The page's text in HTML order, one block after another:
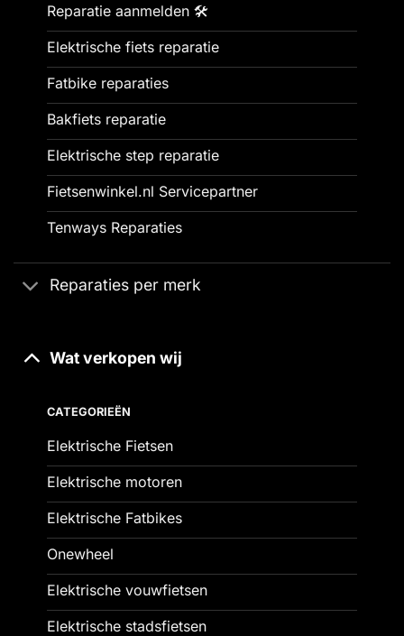
Reparatie aanmelden 🛠️
Elektrische fiets reparatie
Fatbike reparaties
Bakfiets reparatie
Elektrische step reparatie
Fietsenwinkel.nl Servicepartner
Tenways Reparaties
Reparaties per merk
Wat verkopen wij
CATEGORIEËN
Elektrische Fietsen
Elektrische motoren
Elektrische Fatbikes
Onewheel
Elektrische vouwfietsen
Elektrische stadsfietsen